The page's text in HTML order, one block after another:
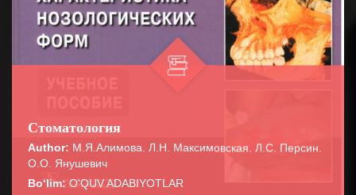
Стоматология
Author: М.Я.Алимова. Л.Н. Максимовская. Л.С. Персин.
О.О. Янушевич
Bo‘lim: O'QUV ADABIYOTLAR